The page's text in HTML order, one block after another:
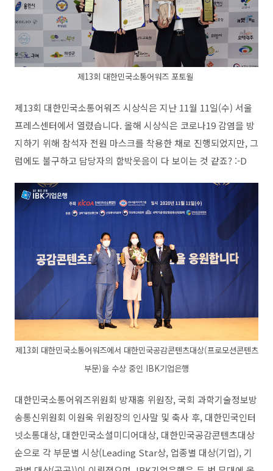
제13회 대한민국소통어워즈 포토월
제13회 대한민국소통어워즈 시상식은 지난 11월 11일(수) 서울
프레스센터에서 열렸습니다. 올해 시상식은 코로나19 감염을 방
지하기 위해 참석자 전원 마스크를 착용한 채로 진행되었지만, 그
럼에도 불구하고 담당자의 함박웃음이 다 보이는 것 같죠? :-D
제13회 대한민국소통어워즈에서 대한민국공감콘텐츠대상(프로모션콘텐츠
부문)을 수상 중인 IBK기업은행
대한민국소통어워즈위원회 방재홍 위원장, 국회 과학기술정보방
송통신위원회 이원욱 위원장의 인사말 및 축사 후, 대한민국인터
넷소통대상, 대한민국소셜미디어대상, 대한민국공감콘텐츠대상
순으로 각 부문별 시상(Leading Star상, 업종별 대상(기업), 기